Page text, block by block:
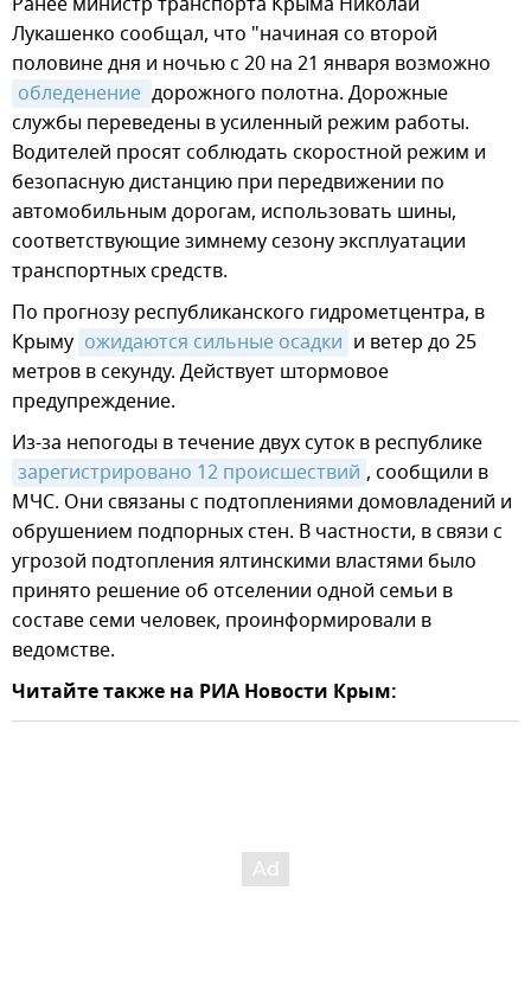
Лукашенко сообщал, что "начиная со второй
половине дня и ночью с 20 на 21 января возможно
обледенение дорожного полотна. Дорожные
службы переведены в усиленный режим работы.
Водителей просят соблюдать скоростной режим и
безопасную дистанцию при передвижении по
автомобильным дорогам, использовать шины,
соответствующие зимнему сезону эксплуатации
транспортных средств.
По прогнозу республиканского гидрометцентра, в
Крыму ожидаются сильные осадки и ветер до 25
метров в секунду. Действует штормовое
предупреждение.
Из-за непогоды в течение двух суток в республике
зарегистрировано 12 происшествий , сообщили в
МЧС. Они связаны с подтоплениями домовладений и
обрушением подпорных стен. В частности, в связи с
угрозой подтопления ялтинскими властями было
принято решение об отселении одной семьи в
составе семи человек, проинформировали в
ведомстве.
Читайте также на РИА Новости Крым: